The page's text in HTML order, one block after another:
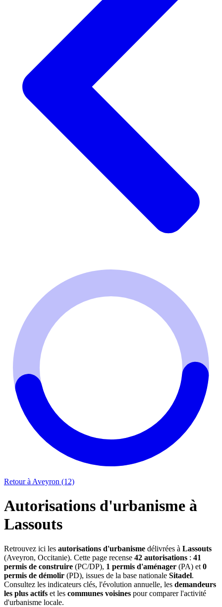
Retour à Aveyron (12)
Autorisations d'urbanisme à
Lassouts
Retrouvez ici les autorisations d'urbanisme délivrées à Lassouts
(Aveyron, Occitanie). Cette page recense 42 autorisations : 41
permis de construire (PC/DP), 1 permis d'aménager (PA) et 0
permis de démolir (PD), issues de la base nationale Sitadel.
Consultez les indicateurs clés, l'évolution annuelle, les demandeurs
les plus actifs et les communes voisines pour comparer l'activité
d'urbanisme locale.